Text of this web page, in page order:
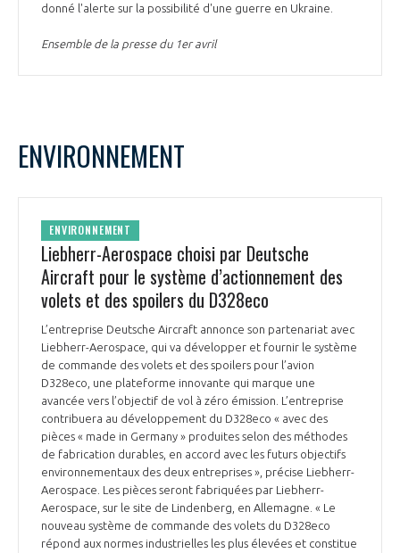
donné l'alerte sur la possibilité d'une guerre en Ukraine.
Ensemble de la presse du 1er avril
ENVIRONNEMENT
ENVIRONNEMENT
Liebherr-Aerospace choisi par Deutsche
Aircraft pour le système d’actionnement des
volets et des spoilers du D328eco
L’entreprise Deutsche Aircraft annonce son partenariat avec
Liebherr-Aerospace, qui va développer et fournir le système
de commande des volets et des spoilers pour l’avion
D328eco, une plateforme innovante qui marque une
avancée vers l’objectif de vol à zéro émission. L’entreprise
contribuera au développement du D328eco « avec des
pièces « made in Germany » produites selon des méthodes
de fabrication durables, en accord avec les futurs objectifs
environnementaux des deux entreprises », précise Liebherr-
Aerospace. Les pièces seront fabriquées par Liebherr-
Aerospace, sur le site de Lindenberg, en Allemagne. « Le
nouveau système de commande des volets du D328eco
répond aux normes industrielles les plus élevées et constitue